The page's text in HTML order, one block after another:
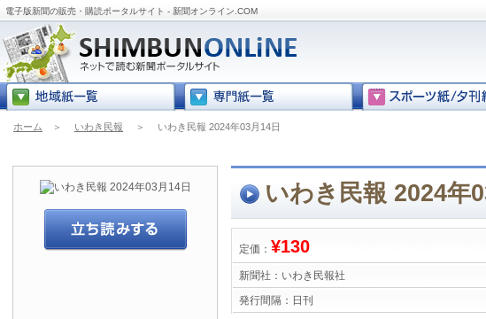
電子版新聞の販売・購読ポータルサイト - 新聞オンライン.COM
ホーム ＞ いわき民報 ＞ いわき民報 2024年03月14日
いわき民報 2024年
定価： ¥130
新聞社： いわき民報社
発行間隔： 日刊